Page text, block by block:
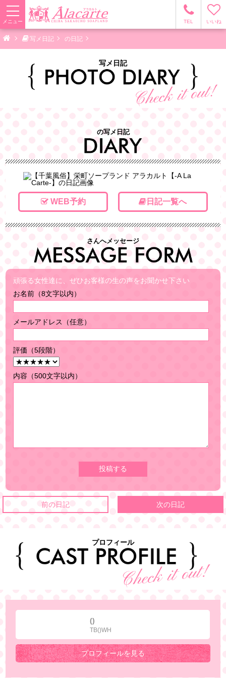
TEL いいね
メニュー
写メ日記 の日記
写メ日記
の写メ日記
WEB予約 日記一覧へ
さんへメッセージ
頑張る女性達に、ぜひお客様の生の声をお聞かせ下さい
お名前（8文字以内）
メールアドレス（任意）
評価（5段階）
内容（500文字以内）
前の日記 次の日記
プロフィール
()
TB()WH
プロフィールを見る